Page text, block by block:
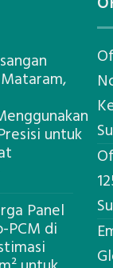
untuk
Global
Panel
PCM di